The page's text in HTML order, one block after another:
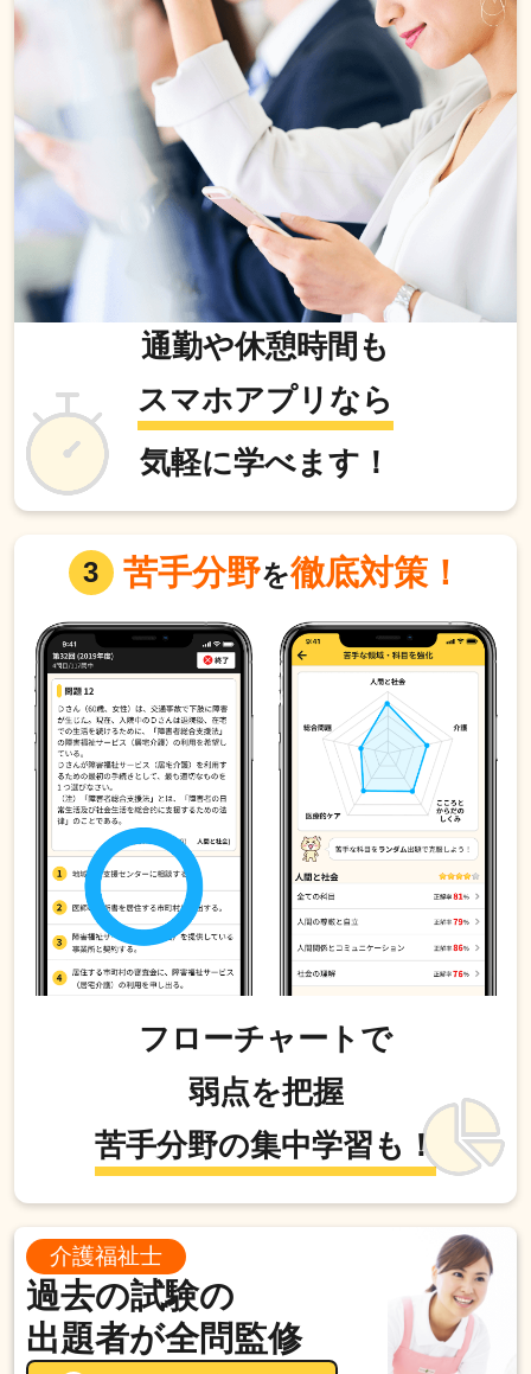
通勤や休憩時間も
スマホアプリなら
気軽に学べます！
3 苦手分野を徹底対策！
フローチャートで
弱点を把握
苦手分野の集中学習も！
介護福祉士
過去の試験の
出題者が全問監修